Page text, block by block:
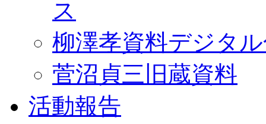
ス
柳澤孝資料デジタ
菅沼貞三旧蔵資料
活動報告